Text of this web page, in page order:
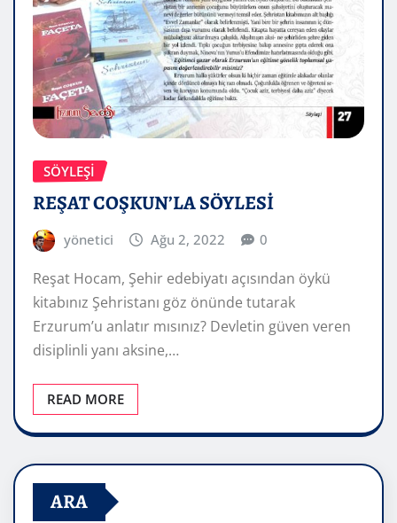
SÖYLEŞİ
REŞAT COŞKUN’LA SÖYLESİ
yönetici Ağu 2, 2022 0
Reşat Hocam, Şehir edebiyatı açısından öykü
kitabınız Şehristanı göz önünde tutarak
Erzurum’u anlatır mısınız? Devletin güven veren
disiplinli yanı aksine,…
READ MORE
ARA